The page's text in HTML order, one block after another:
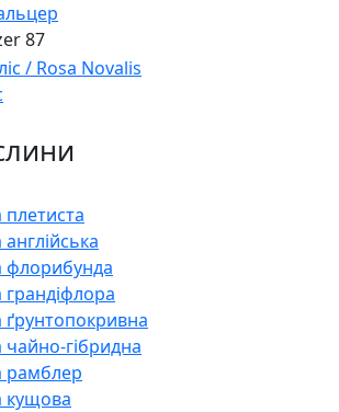
87
флорибунда
ґрунтопокривна
гібридна
рамблер
кущова